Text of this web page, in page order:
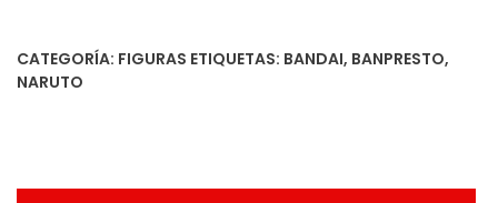
CATEGORÍA: FIGURAS ETIQUETAS: BANDAI, BANPRESTO,
NARUTO